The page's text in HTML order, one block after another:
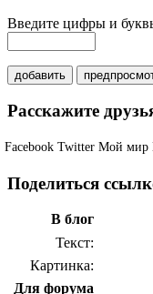
Введите цифры и
добавить
Расскажите
Facebook Twitter Мой мир
Поделиться
В блог
Текст
Картинка
Для форума